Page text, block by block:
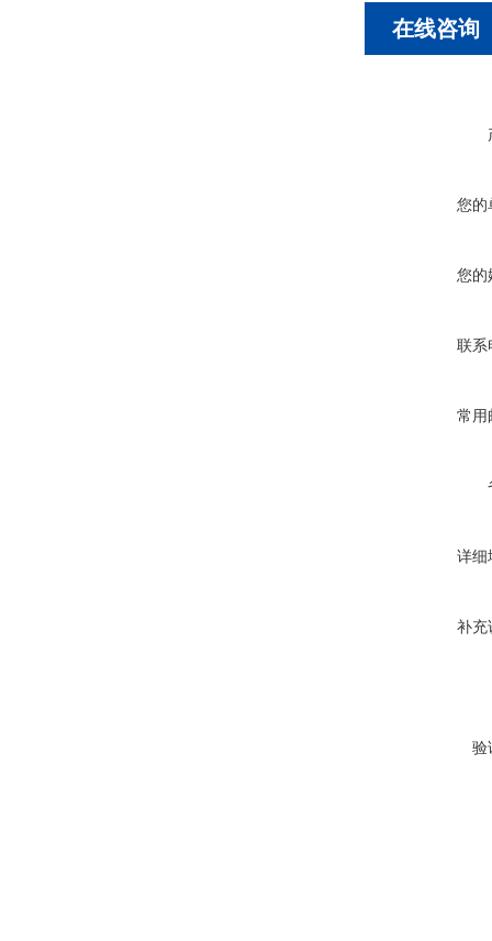
在线咨询
您的
您的
联系
常用
详细
补充
验